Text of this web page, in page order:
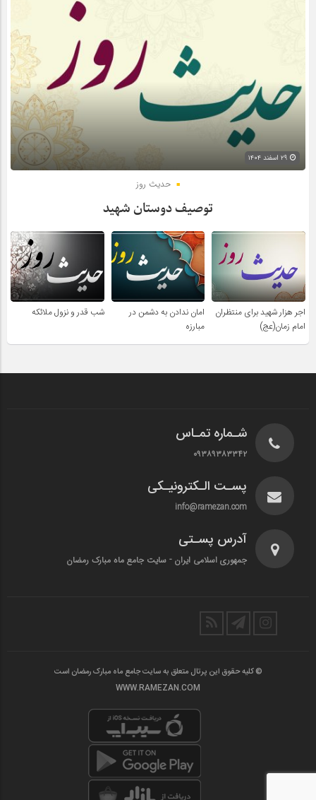
حدیث روز
توصیف دوستان شهید
اجر هزار شهید برای منتظران
امام زمان(عج)
امان ندادن به دشمن در
مبارزه
شب قدر و نزول ملائکه
شـماره تمـاس
۰۹۳۸۹۳۸۳۳۴۲
پسـت الـکترونیـکی
info@ramezan.com
آدرس پسـتی
جمهوری اسلامی ایران - سایت جامع ماه مبارک رمضان
© کلیه حقوق این پرتال متعلق به سایت جامع ماه مبارک رمضان است
WWW.RAMEZAN.COM